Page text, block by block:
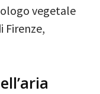
vegetale
Firenze,